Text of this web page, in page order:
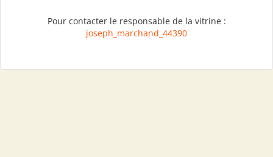
Pour contacter le responsable de la vitrine :
joseph_marchand_44390